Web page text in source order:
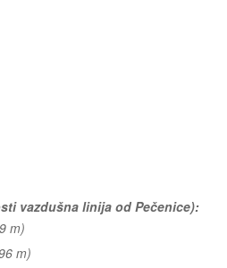
vazdušna linija od Pečenice):
m)
m)